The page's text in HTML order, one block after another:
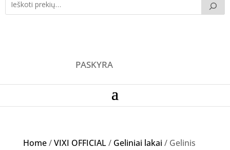
PASKYRA
Home/VIXI OFFICIAL/ Geliniai lakai / Gelinis